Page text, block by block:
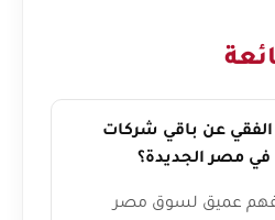
الفقي عن باقي شركات
في مصر الجديدة؟
بفهم عميق لسوق مصر